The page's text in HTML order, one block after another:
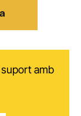
amb